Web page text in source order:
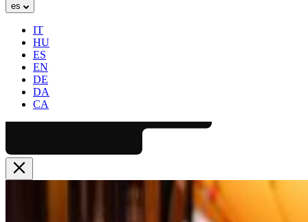
es
IT
HU
ES
EN
DE
DA
CA